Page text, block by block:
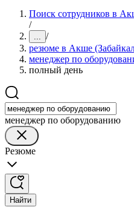
Поиск сотрудников в
/
... /
резюме в Акше
менеджер по
полный день
менеджер по оборудованию
Резюме
Найти